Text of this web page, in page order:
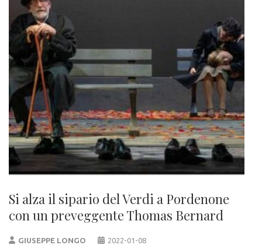
Si alza il sipario del Verdi a Pordenone
con un preveggente Thomas Bernard
GIUSEPPE LONGO 2022-01-08